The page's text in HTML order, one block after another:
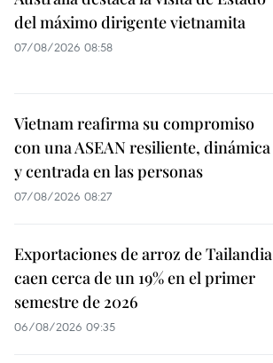
del máximo dirigente vietnamita
07/08/2026 08:58
Vietnam reafirma su compromiso
con una ASEAN resiliente, dinámica
y centrada en las personas
07/08/2026 08:27
Exportaciones de arroz de Tailandia
caen cerca de un 19% en el primer
semestre de 2026
06/08/2026 09:35